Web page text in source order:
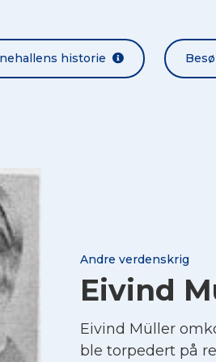
historie
Andre verdenskrig
Eivind
Eivind Müller
ble torpedert på